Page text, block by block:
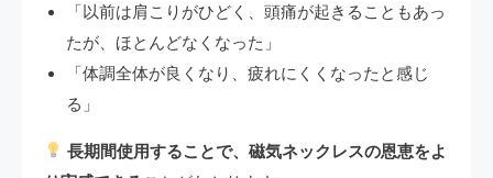
「以前は肩こりがひどく、頭痛が起きることもあっ
たが、ほとんどなくなった」
「体調全体が良くなり、疲れにくくなったと感じ
る」
長期間使用することで、磁気ネックレスの恩恵をよ